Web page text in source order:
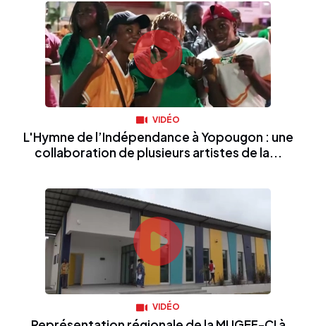
VIDÉO
L'Hymne de l’Indépendance à Yopougon : une
collaboration de plusieurs artistes de la...
VIDÉO